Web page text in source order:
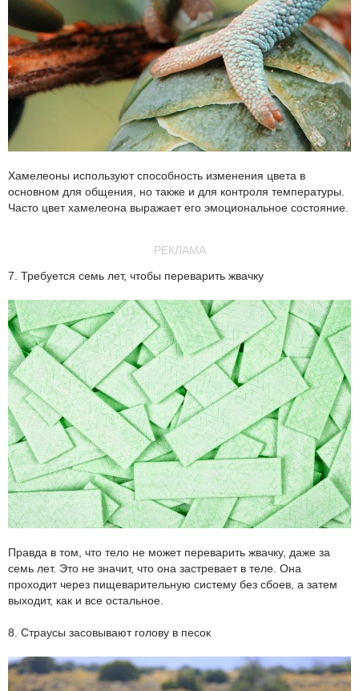
Хамелеоны используют способность изменения цвета в
основном для общения, но также и для контроля температуры.
Часто цвет хамелеона выражает его эмоциональное состояние.
РЕКЛАМА
7. Требуется семь лет, чтобы переварить жвачку
Правда в том, что тело не может переварить жвачку, даже за
семь лет. Это не значит, что она застревает в теле. Она
проходит через пищеварительную систему без сбоев, а затем
выходит, как и все остальное.
8. Страусы засовывают голову в песок